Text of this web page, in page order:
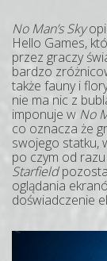
No Man’s Sky
Hello Games,
przez graczy
bardzo
także fauny i
nie ma nic z
imponuje w No
co oznacza że
swojego statku,
po czym od
Starfield
oglądania
doświadczenie